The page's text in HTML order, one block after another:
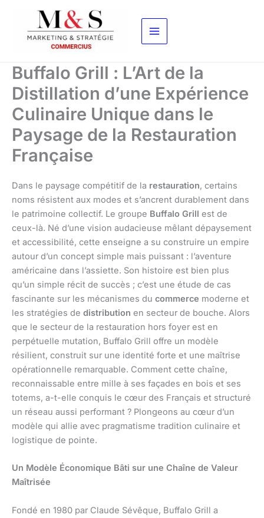
contenu
Buffalo Grill : L’Art de la
Distillation d’une Expérience
Culinaire Unique dans le
Paysage de la Restauration
Française
Dans le paysage compétitif de la restauration, certains
noms résistent aux modes et s’ancrent durablement dans
le patrimoine collectif. Le groupe Buffalo Grill est de
ceux-là. Né d’une vision audacieuse mêlant dépaysement
et accessibilité, cette enseigne a su construire un empire
autour d’un concept simple mais puissant : l’aventure
américaine dans l’assiette. Son histoire est bien plus
qu’un simple récit de succès ; c’est une étude de cas
fascinante sur les mécanismes du commerce moderne et
les stratégies de distribution en secteur de bouche. Alors
que le secteur de la restauration hors foyer est en
perpétuelle mutation, Buffalo Grill offre un modèle
résilient, construit sur une identité forte et une maîtrise
opérationnelle remarquable. Comment cette chaîne,
reconnaissable entre mille à ses façades en bois et ses
totems, a-t-elle conquis le cœur des Français et structuré
un réseau aussi performant ? Plongeons au cœur d’un
modèle qui allie avec pragmatisme tradition culinaire et
logistique de pointe.
Un Modèle Économique Bâti sur une Chaîne de Valeur
Maîtrisée
Fondé en 1980 par Claude Sévêque, Buffalo Grill a